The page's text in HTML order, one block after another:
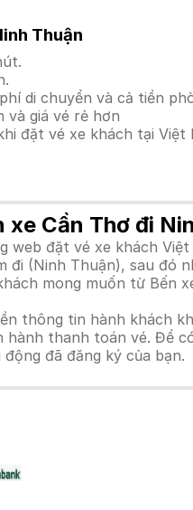
Thuận
di chuyển và cả tiền
giá vé rẻ hơn
đặt vé xe khách tại
Cần Thơ đi
web đặt vé xe khách Việt
đi (Ninh Thuận), sau đó
mong muốn từ Bến
thông tin hành khách
thanh toán vé. Để
đã đăng ký của bạn.